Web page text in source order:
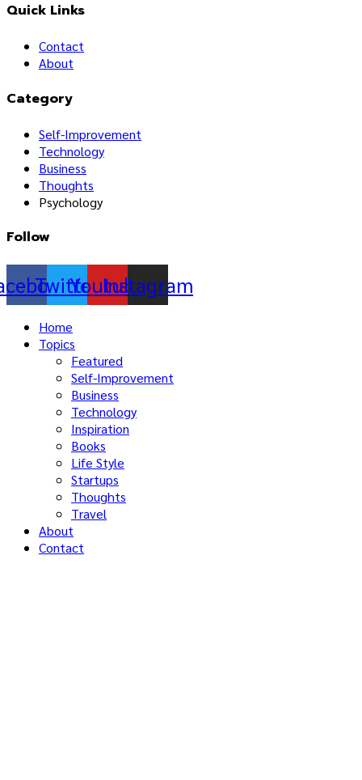
Quick Links
Contact
About
Category
Self-Improvement
Technology
Business
Thoughts
Psychology
Follow
TwitterYoutube
Instagram
Home
Topics
Featured
Self-Improvement
Business
Technology
Inspiration
Books
Life Style
Startups
Thoughts
Travel
About
Contact